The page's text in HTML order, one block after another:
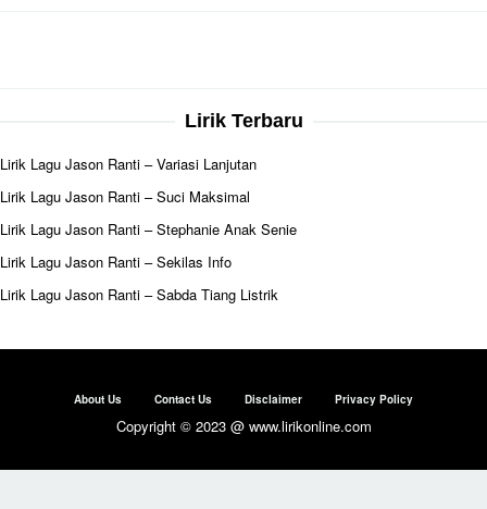
Lirik Terbaru
Lirik Lagu Jason Ranti – Variasi Lanjutan
Lirik Lagu Jason Ranti – Suci Maksimal
Lirik Lagu Jason Ranti – Stephanie Anak Senie
Lirik Lagu Jason Ranti – Sekilas Info
Lirik Lagu Jason Ranti – Sabda Tiang Listrik
About Us Contact Us Disclaimer Privacy Policy
Copyright © 2023 @ www.lirikonline.com